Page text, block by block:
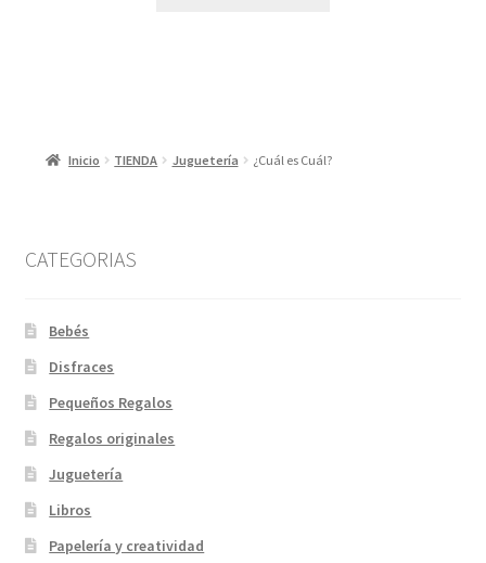
Inicio TIENDA Juguetería ¿Cuál es Cuál?
CATEGORIAS
Bebés
Disfraces
Pequeños Regalos
Regalos originales
Juguetería
Libros
Papelería y creatividad